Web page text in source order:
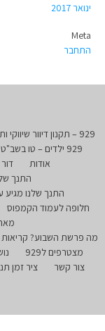
ינואר 2017
Meta
התחבר
929 – תקנון דיוור שיווקי ותקשורת דיגיטלית
929 ילדים – טו בשב"ט
אודות
התנך
התנך שלנו מגיע
חלופה לעמוד הקמפוס
מה פרשת השבוע? קריאות
מצטרפים ל929
צור קשר
ציר זמן